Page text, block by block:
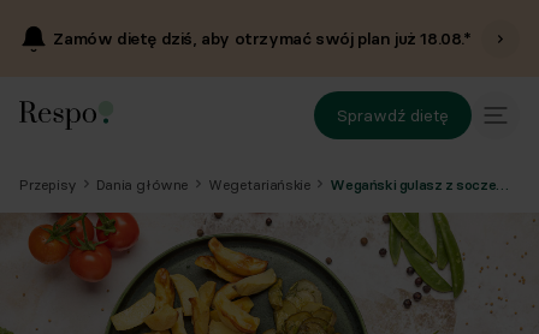
Zamów dietę dziś, aby otrzymać swój plan już18.08.*
Sprawdź dietę
Przepisy Dania główne Wegetariańskie